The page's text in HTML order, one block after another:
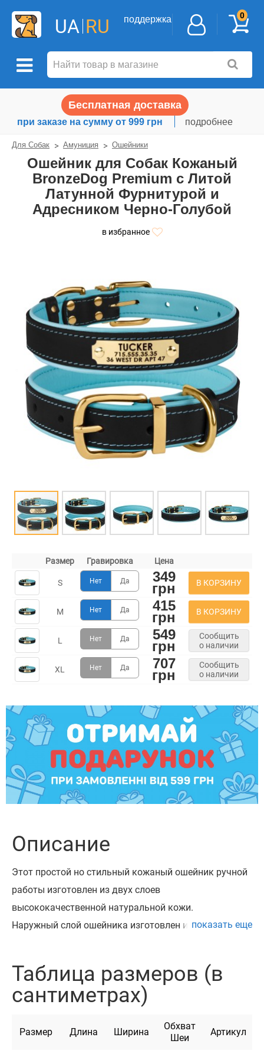
UA RU поддержка 0
Бесплатная доставка
при заказе на сумму от 999 грн подробнее
Для Собак Амуниция Ошейники
Ошейник для Собак Кожаный
BronzeDog Premium с Литой
Латунной Фурнитурой и
Адресником Черно-Голубой
в избранное
Размер Гравировка Цена
S Нет Да 349
грн В КОРЗИНУ
M Нет Да 415
грн В КОРЗИНУ
L Нет Да 549
грн
Сообщить
о наличии
XL Нет Да 707
грн
Сообщить
о наличии
Описание
Этот простой но стильный кожаный ошейник ручной
работы изготовлен из двух слоев
высококачественной натуральной кожи.
Наружный слой ошейника изготовлен из более
ошейник подбит слоем более мягкой и тонкой
цветной кожи. Он смотрится очень красиво и
Мы можем закрепить на ошейнике адресник из
показать еще
Таблица размеров (в
сантиметрах)
Размер Длина Ширина
Обхват
Шеи
Артикул